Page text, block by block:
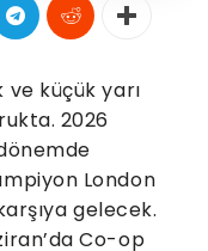
ve küçük yarı
2026
London
gelecek.
Co-op